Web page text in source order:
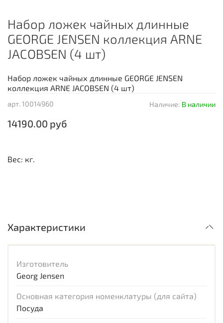
арт. 10014960 Наличие: В наличии
Набор ложек чайных длинные
GEORGE JENSEN коллекция ARNE
JACOBSEN (4 шт)
14190.00 руб
Набор ложек чайных длинные GEORGE JENSEN
коллекция ARNE JACOBSEN (4 шт)
Вес: кг.
Характеристики
Изготовитель
Georg Jensen
Основная категория номенклатуры (для сайта)
Посуда